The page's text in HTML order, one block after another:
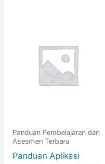
Panduan Pembelajaran dan
Asesmen Terbaru
Panduan Aplikasi